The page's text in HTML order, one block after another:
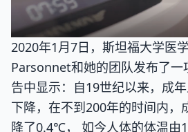
2020年1月7日，斯坦福大学医
Parsonnet和她的团队发布了一
告中显示：自19世纪以来，成
下降，在不到200年的时间内，
降了0.4℃， 如今人体的体温由